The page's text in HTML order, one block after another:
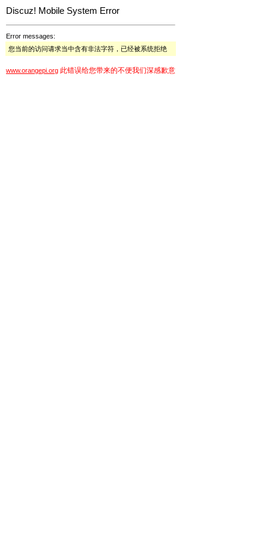
Discuz! Mobile System Error
Error messages:
您当前的访问请求当中含有非法字符，已经被系统拒绝
www.orangepi.org 此错误给您带来的不便我们深感歉意